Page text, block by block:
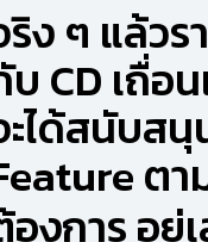
ง ๆ แล้วร
CD เถื่อ
ะได้สนับส
ต
องการ อยู่